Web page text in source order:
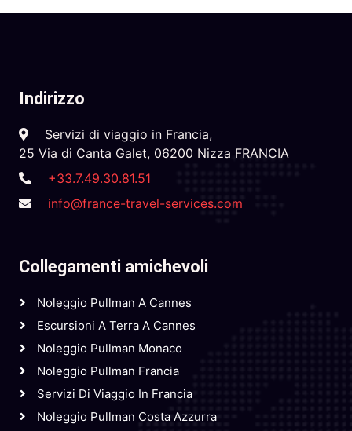
Indirizzo
Servizi di viaggio in Francia,
25 Via di Canta Galet, 06200 Nizza FRANCIA
+33.7.49.30.81.51
info@france-travel-services.com
Collegamenti amichevoli
Noleggio Pullman A Cannes
Escursioni A Terra A Cannes
Noleggio Pullman Monaco
Noleggio Pullman Francia
Servizi Di Viaggio In Francia
Noleggio Pullman Costa Azzurra